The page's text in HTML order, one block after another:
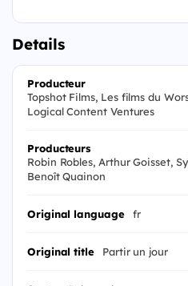
Details
Producteur
Topshot Films, Les films du
Logical Content Ventures
Producteurs
Robin Robles, Arthur Goisset,
Benoît Quainon
Original language fr
Original title Partir un jour